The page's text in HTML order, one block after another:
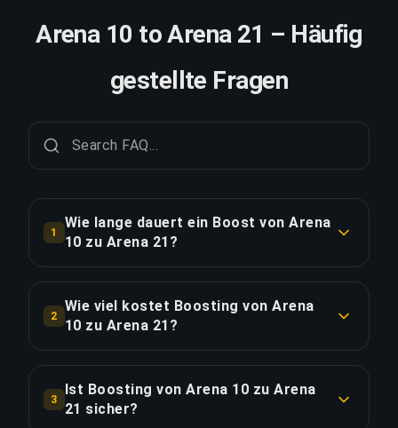
Arena 10 to Arena 21 – Häufig
gestellte Fragen
1
Wie lange dauert ein Boost von Arena
10 zu Arena 21?
Regel 1-2 Tage. Mit Priority Order erfolgt die
Lieferung ca. 25% schneller.
2
Wie viel kostet Boosting von Arena
10 zu Arena 21?
€316.89 für die Standardoption. Priority Order
kostet €380.26 und das Full Package mit
3
Ist Boosting von Arena 10 zu Arena
21 sicher?